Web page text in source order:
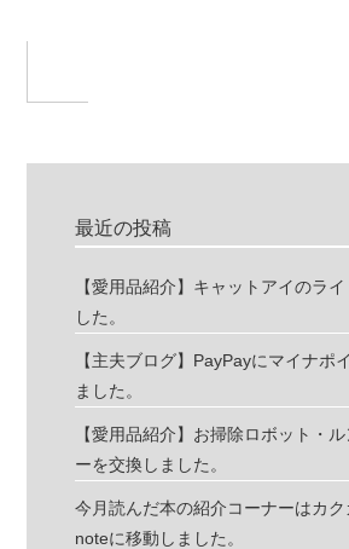
最近の投稿
【愛用品紹介】キャットアイのラ
した。
【主夫ブログ】PayPayにマイナポ
ました。
【愛用品紹介】お掃除ロボット・
ーを交換しました。
今月読んだ本の紹介コーナーはカ
noteに移動しました。